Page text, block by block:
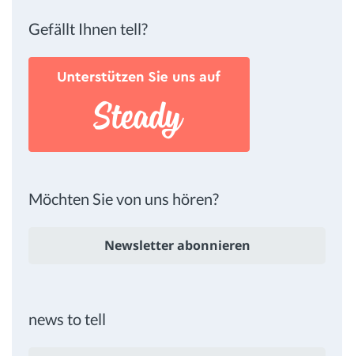
Gefällt Ihnen tell?
Möchten Sie von uns hören?
Newsletter abonnieren
news to tell